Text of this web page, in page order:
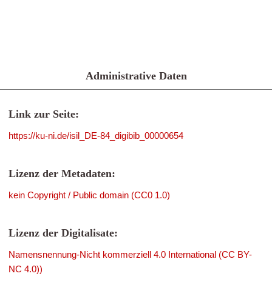
Administrative Daten
Link zur Seite:
https://ku-ni.de/isil_DE-84_digibib_00000654
Lizenz der Metadaten:
kein Copyright / Public domain (CC0 1.0)
Lizenz der Digitalisate:
Namensnennung-Nicht kommerziell 4.0 International (CC BY-
NC 4.0))